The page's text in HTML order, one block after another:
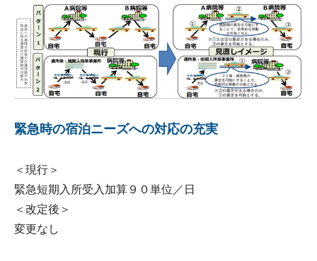
緊急時の宿泊ニーズへの対応の充実
＜現行＞
緊急短期入所受入加算９０単位／日
＜改定後＞
変更なし